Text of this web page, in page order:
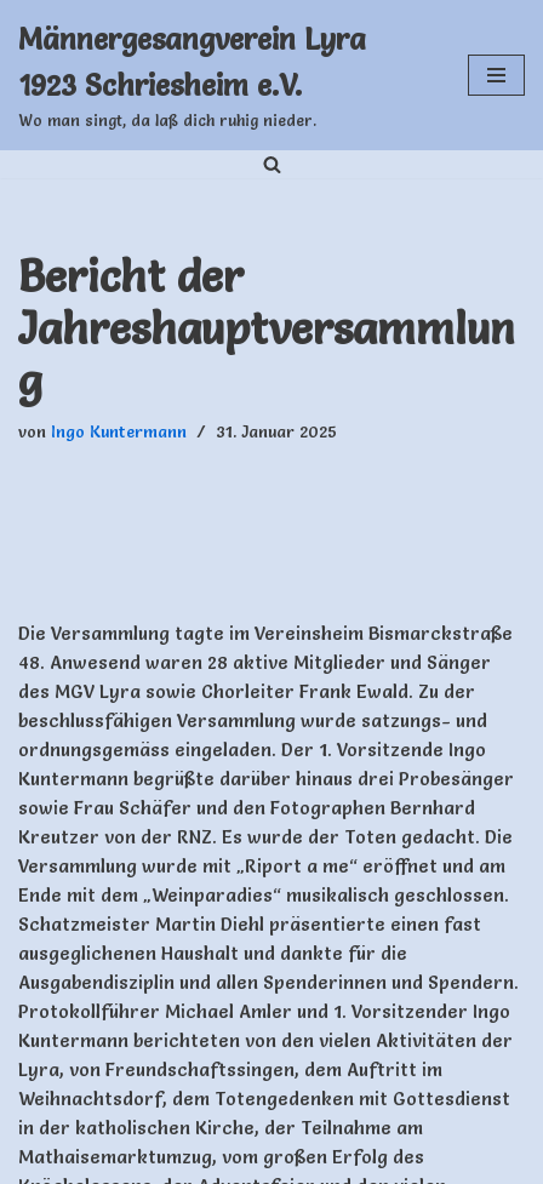
Inhalt
springen
Männergesangverein Lyra
1923 Schriesheim e.V.
Wo man singt, da laß dich ruhig nieder.
Bericht der
Jahreshauptversammlun
g
von Ingo Kuntermann 31. Januar 2025
Die Versammlung tagte im Vereinsheim Bismarckstraße
48. Anwesend waren 28 aktive Mitglieder und Sänger
des MGV Lyra sowie Chorleiter Frank Ewald. Zu der
beschlussfähigen Versammlung wurde satzungs- und
ordnungsgemäss eingeladen. Der 1. Vorsitzende Ingo
Kuntermann begrüßte darüber hinaus drei Probesänger
sowie Frau Schäfer und den Fotographen Bernhard
Kreutzer von der RNZ. Es wurde der Toten gedacht. Die
Versammlung wurde mit „Riport a me“ eröffnet und am
Ende mit dem „Weinparadies“ musikalisch geschlossen.
Schatzmeister Martin Diehl präsentierte einen fast
ausgeglichenen Haushalt und dankte für die
Ausgabendisziplin und allen Spenderinnen und Spendern.
Protokollführer Michael Amler und 1. Vorsitzender Ingo
Kuntermann berichteten von den vielen Aktivitäten der
Lyra, von Freundschaftssingen, dem Auftritt im
Weihnachtsdorf, dem Totengedenken mit Gottesdienst
in der katholischen Kirche, der Teilnahme am
Mathaisemarktumzug, vom großen Erfolg des